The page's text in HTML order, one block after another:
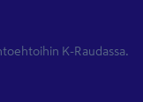
K-Raudassa.